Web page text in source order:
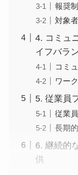
報奨
対象
4. コミュ
イフバラ
コミ
ワー
5. 従業員
従業
長期
6. 継続的
供